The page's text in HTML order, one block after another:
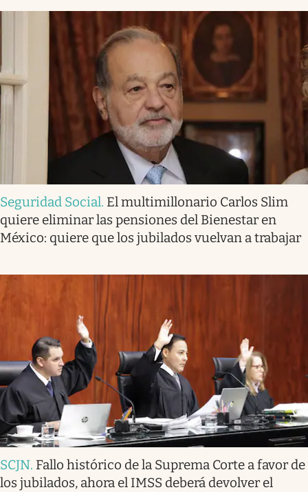
Seguridad Social. El multimillonario Carlos Slim
quiere eliminar las pensiones del Bienestar en
México: quiere que los jubilados vuelvan a trabajar
SCJN. Fallo histórico de la Suprema Corte a favor de
los jubilados, ahora el IMSS deberá devolver el